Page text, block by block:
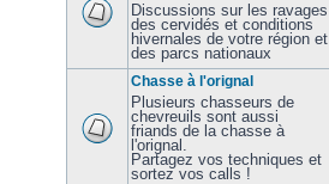
Discussions sur les ravages
des cervidés et conditions
hivernales de votre région et
des parcs nationaux
Chasse à l'orignal
Plusieurs chasseurs de
chevreuils sont aussi
friands de la chasse à
l'orignal.
Partagez vos techniques et
sortez vos calls !